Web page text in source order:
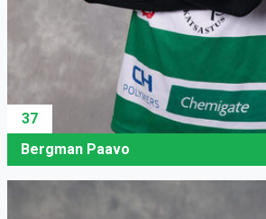
37
Bergman Paavo